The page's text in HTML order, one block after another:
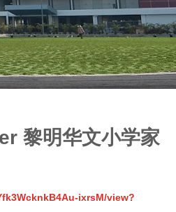
黎明华文小学家
ixrsM/view?